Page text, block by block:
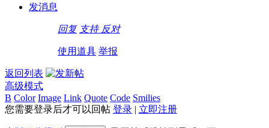
发消息
回复 支持 反对
使用道具 举报
返回列表
高级模式
B Color Image Link Quote Code Smilies
您需要登录后才可以回帖 登录 | 立即注册